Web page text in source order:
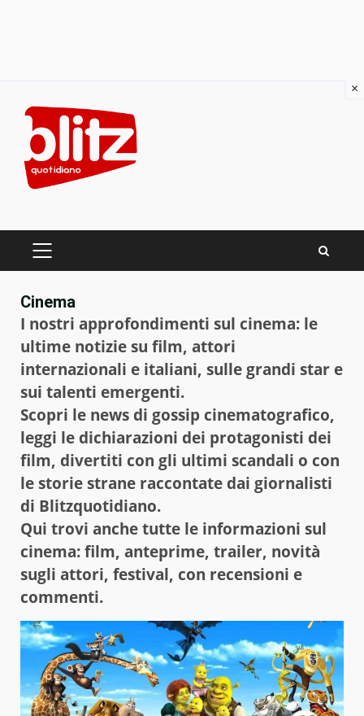
content
PRIMARY
Cinema
I nostri approfondimenti sul cinema: le
ultime notizie su film, attori
internazionali e italiani, sulle grandi star e
sui talenti emergenti.
Scopri le news di gossip cinematografico,
leggi le dichiarazioni dei protagonisti dei
film, divertiti con gli ultimi scandali o con
le storie strane raccontate dai giornalisti
di Blitzquotidiano.
Qui trovi anche tutte le informazioni sul
cinema: film, anteprime, trailer, novità
sugli attori, festival, con recensioni e
commenti.
×